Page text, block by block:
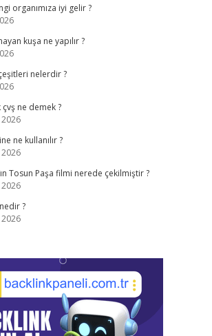
organımıza iyi gelir ?
kuşa ne yapılır ?
nelerdir ?
çvş ne demek ?
ne kullanılır ?
Tosun Paşa filmi nerede çekilmiştir ?
?